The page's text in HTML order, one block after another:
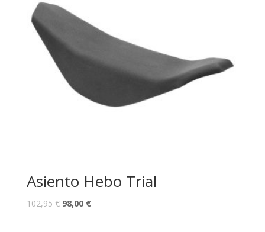
Asiento Hebo Trial
102,95€ 98,00 €